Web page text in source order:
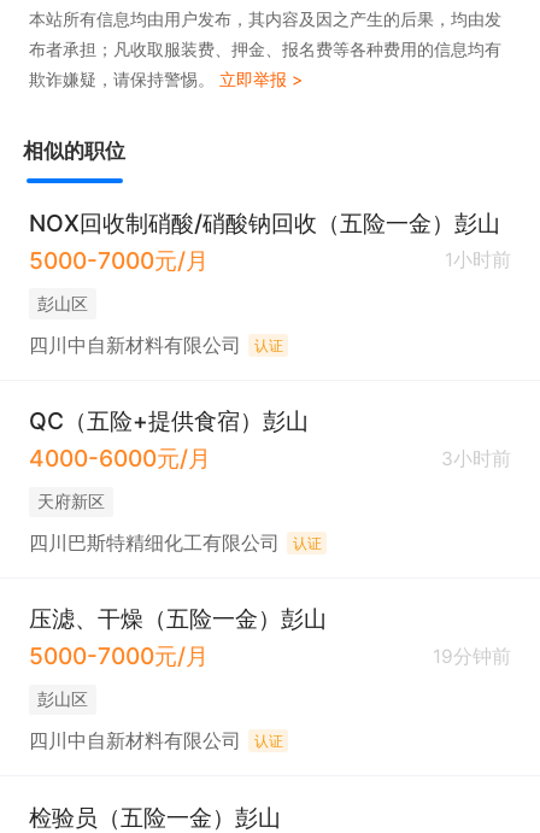
本站所有信息均由用户发布，其内容及因之产生的后果，均由发
布者承担；凡收取服装费、押金、报名费等各种费用的信息均有
欺诈嫌疑，请保持警惕。 立即举报 >
相似的职位
NOX回收制硝酸/硝酸钠回收（五险一金）彭山
5000-7000元/月
1小时前
彭山区
四川中自新材料有限公司 认证
QC（五险+提供食宿）彭山
4000-6000元/月
3小时前
天府新区
四川巴斯特精细化工有限公司 认证
压滤、干燥（五险一金）彭山
5000-7000元/月
19分钟前
彭山区
四川中自新材料有限公司 认证
检验员（五险一金）彭山